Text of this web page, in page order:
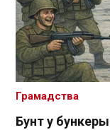
Бунт у
Грамадства